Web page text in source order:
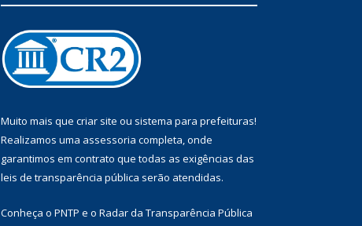
Muito mais que criar site ou sistema para prefeituras!
Realizamos uma assessoria completa, onde
garantimos em contrato que todas as exigências das
leis de transparência pública serão atendidas.
Conheça o PNTP e o Radar da Transparência Pública